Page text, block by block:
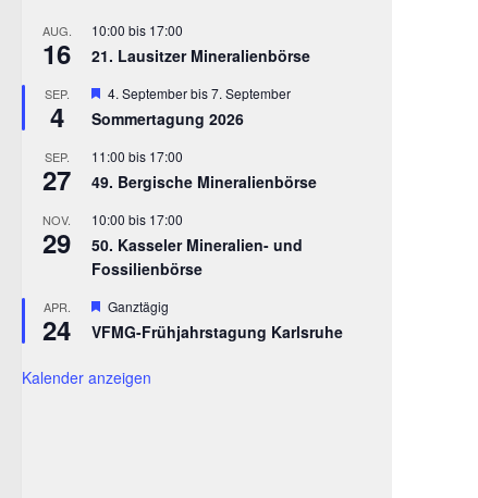
AUG.
16
10:00 bis 17:00
21. Lausitzer Mineralienbörse
SEP.
4
Hervorgehoben
4. Septemberbis7. September
Sommertagung 2026
SEP.
27
11:00 bis 17:00
49. Bergische Mineralienbörse
NOV.
29
10:00 bis 17:00
50. Kasseler Mineralien- und
Fossilienbörse
APR.
24
Hervorgehoben
Ganztägig
VFMG-Frühjahrstagung Karlsruhe
Kalender anzeigen